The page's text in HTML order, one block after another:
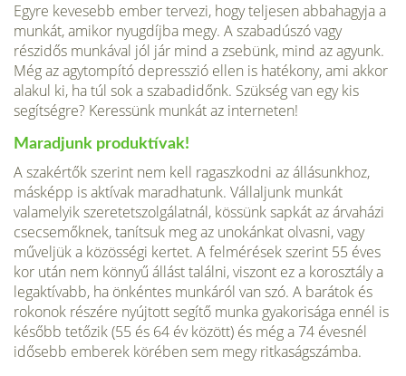
Egyre kevesebb ember tervezi, hogy teljesen abbahagyja a
munkát, amikor nyugdíjba megy. A szabadúszó vagy
részidős munkával jól jár mind a zsebünk, mind az agyunk.
Még az agytompító depresszió ellen is hatékony, ami akkor
alakul ki, ha túl sok a szabadidőnk. Szükség van egy kis
segítségre? Keressünk munkát az interneten!
Maradjunk produktívak!
A szakértők szerint nem kell ragaszkodni az állásunkhoz,
másképp is aktívak maradhatunk. Vállaljunk munkát
valamelyik szeretetszolgálatnál, kössünk sapkát az árvaházi
csecsemőknek, tanítsuk meg az unokánkat olvasni, vagy
műveljük a közösségi kertet. A felmérések szerint 55 éves
kor után nem könnyű állást találni, viszont ez a korosztály a
legaktívabb, ha önkéntes munkáról van szó. A barátok és
rokonok részére nyújtott segítő munka gyakorisága ennél is
később tetőzik (55 és 64 év között) és még a 74 évesnél
idősebb emberek körében sem megy ritkaságszámba.